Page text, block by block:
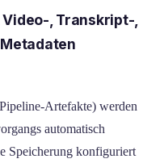
, Transkript-,
Artefakte) werden
automatisch
Speicherung konfiguriert